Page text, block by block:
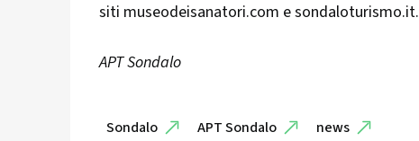
siti museodeisanatori.com e sondaloturismo.it.
APT Sondalo
Sondalo APT Sondalo news